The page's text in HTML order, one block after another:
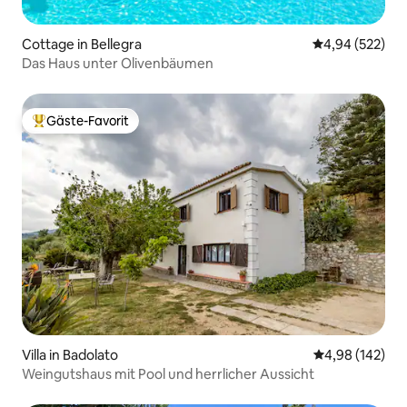
Cottage in Bellegra
4,94 (522)
Das Haus unter Olivenbäumen
Beliebter Gäste-Favorit.
Gäste-Favorit
Villa in Badolato
4,98 (142)
Weingutshaus mit Pool und herrlicher Aussicht